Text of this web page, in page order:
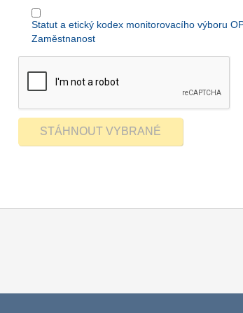
Statut a etický kodex monitorovacího výboru
Zaměstnanost